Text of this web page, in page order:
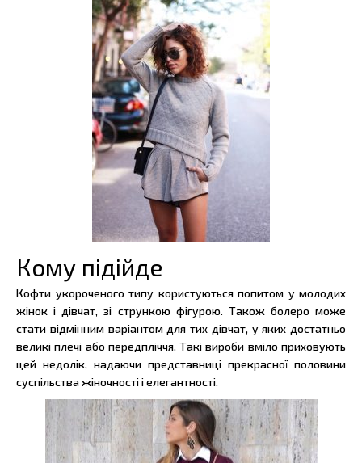
Кому підійде
Кофти укороченого типу користуються попитом у молодих
жінок і дівчат, зі стрункою фігурою. Також болеро може
стати відмінним варіантом для тих дівчат, у яких достатньо
великі плечі або передпліччя. Такі вироби вміло приховують
цей недолік, надаючи представниці прекрасної половини
суспільства жіночності і елегантності.